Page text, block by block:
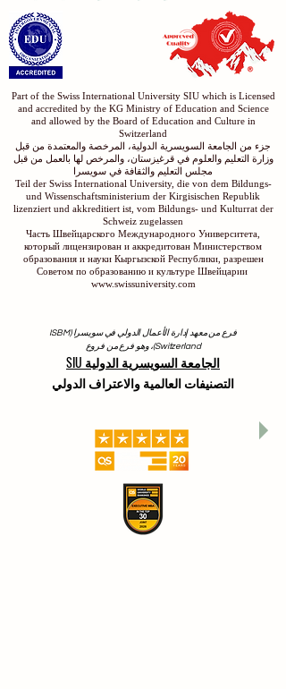
Part of the Swiss International University SIU which is Licensed
and accredited by the KG Ministry of Education and Science
and allowed by the Board of Education and Culture in
Switzerland
جزء من الجامعة السويسرية الدولية، المرخصة والمعتمدة من قبل
وزارة التعليم والعلوم في قرغيزستان، والمرخص لها بالعمل من قبل
مجلس التعليم والثقافة في سويسرا
Teil der Swiss International University, die von dem Bildungs-
und Wissenschaftsministerium der Kirgisischen Republik
lizenziert und akkreditiert ist, vom Bildungs- und Kulturrat der
Schweiz zugelassen
Часть Швейцарского Международного Университета,
который лицензирован и аккредитован Министерством
образования и науки Кыргызской Республики, разрешен
Советом по образованию и культуре Швейцарии
www.swissuniversity.com
فرع من معهد إدارة الأعمال الدولي في سويسرا (ISBM
Switzerland)، وهو فرع من فروع
الجامعة السويسرية الدولية SIU
التصنيفات العالمية والاعتراف الدولي